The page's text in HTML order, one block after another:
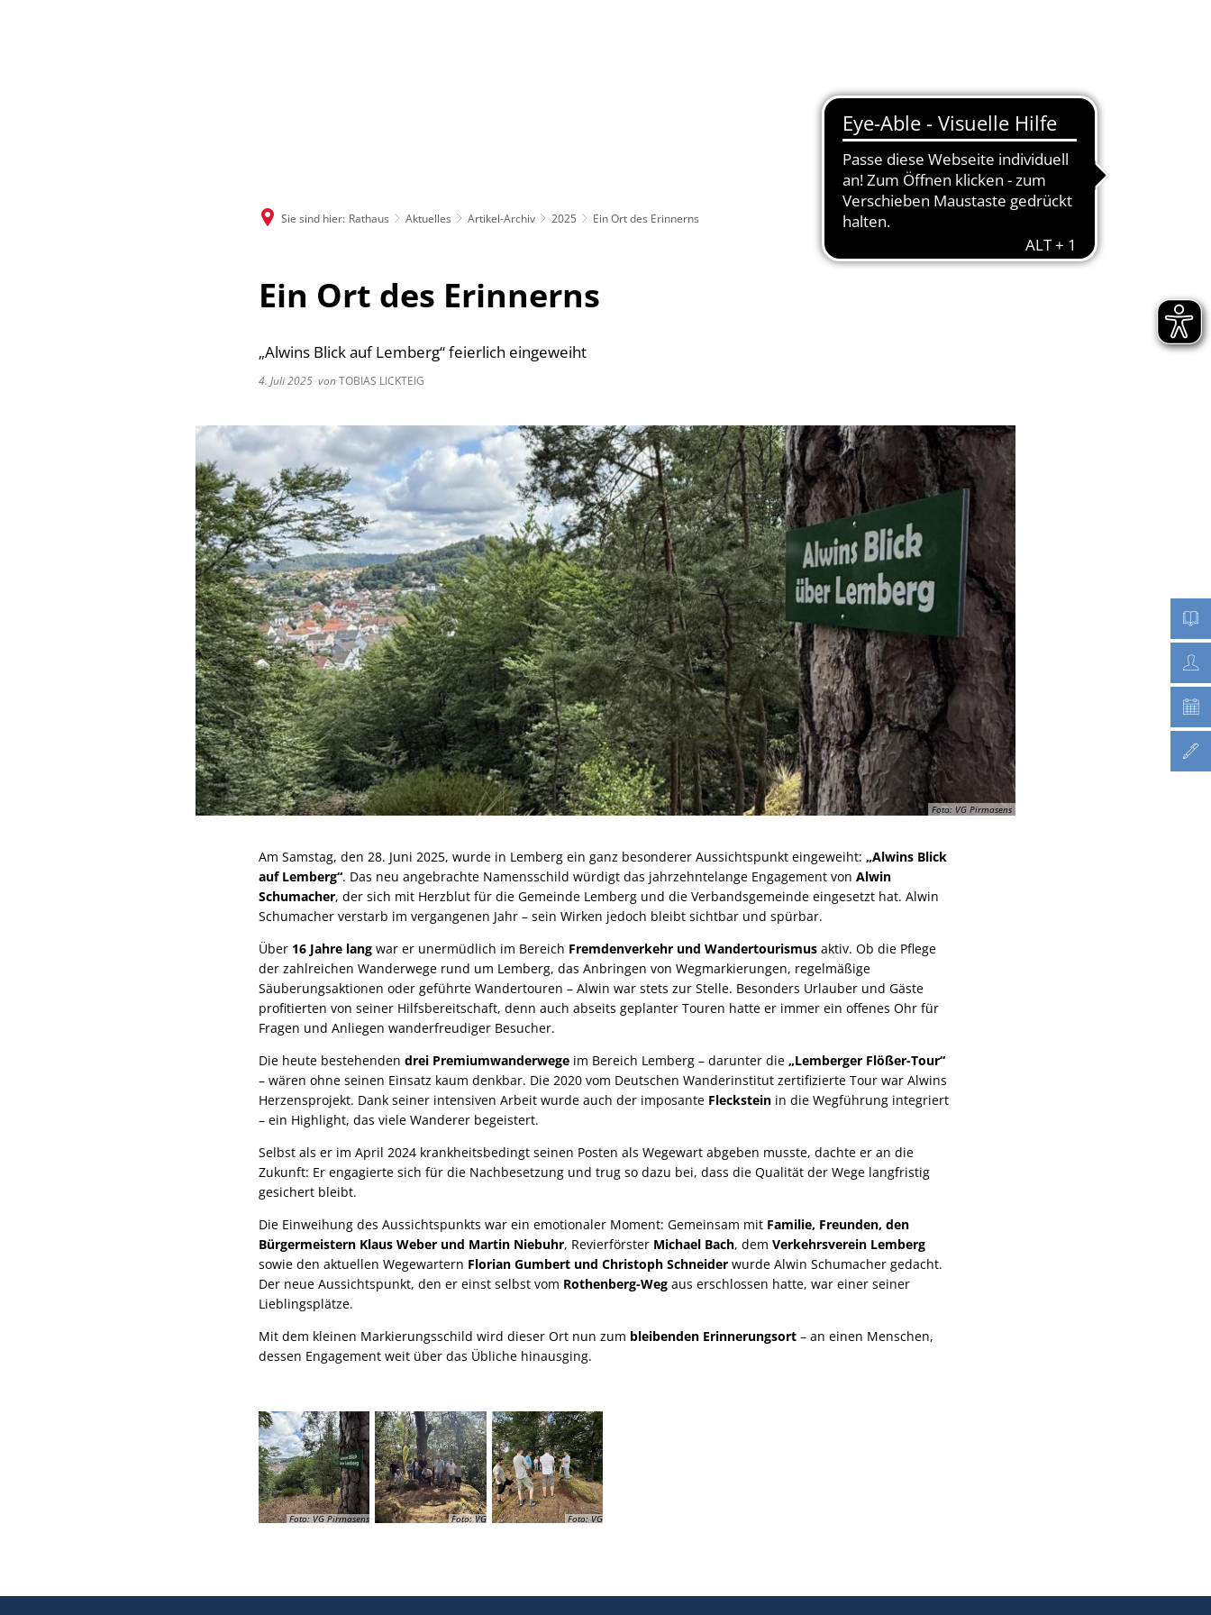
Kindertagesstätten
Sie sind hier: Rathaus Aktuelles Artikel-Archiv 2025 Ein Ort des Erinnerns
Ein Ort des Erinnerns
„Alwins Blick auf Lemberg“ feierlich eingeweiht
4. Juli 2025 vonTOBIAS LICKTEIG
Foto: VG Pirmasens
Am Samstag, den 28. Juni 2025, wurde in Lemberg ein ganz besonderer Aussichtspunkt eingeweiht: „Alwins Blick
auf Lemberg“. Das neu angebrachte Namensschild würdigt das jahrzehntelange Engagement von Alwin
Schumacher, der sich mit Herzblut für die Gemeinde Lemberg und die Verbandsgemeinde eingesetzt hat. Alwin
Schumacher verstarb im vergangenen Jahr – sein Wirken jedoch bleibt sichtbar und spürbar.
Über 16 Jahre lang war er unermüdlich im Bereich Fremdenverkehr und Wandertourismus aktiv. Ob die Pflege
der zahlreichen Wanderwege rund um Lemberg, das Anbringen von Wegmarkierungen, regelmäßige
Säuberungsaktionen oder geführte Wandertouren – Alwin war stets zur Stelle. Besonders Urlauber und Gäste
profitierten von seiner Hilfsbereitschaft, denn auch abseits geplanter Touren hatte er immer ein offenes Ohr für
Fragen und Anliegen wanderfreudiger Besucher.
Die heute bestehenden drei Premiumwanderwege im Bereich Lemberg – darunter die „Lemberger Flößer-Tour“
– wären ohne seinen Einsatz kaum denkbar. Die 2020 vom Deutschen Wanderinstitut zertifizierte Tour war Alwins
Herzensprojekt. Dank seiner intensiven Arbeit wurde auch der imposante Fleckstein in die Wegführung integriert
– ein Highlight, das viele Wanderer begeistert.
Selbst als er im April 2024 krankheitsbedingt seinen Posten als Wegewart abgeben musste, dachte er an die
Zukunft: Er engagierte sich für die Nachbesetzung und trug so dazu bei, dass die Qualität der Wege langfristig
gesichert bleibt.
Die Einweihung des Aussichtspunkts war ein emotionaler Moment: Gemeinsam mit Familie, Freunden, den
Bürgermeistern Klaus Weber und Martin Niebuhr, Revierförster Michael Bach, dem Verkehrsverein Lemberg
sowie den aktuellen Wegewartern Florian Gumbert und Christoph Schneider wurde Alwin Schumacher gedacht.
Der neue Aussichtspunkt, den er einst selbst vom Rothenberg-Weg aus erschlossen hatte, war einer seiner
Lieblingsplätze.
Mit dem kleinen Markierungsschild wird dieser Ort nun zum bleibenden Erinnerungsort – an einen Menschen,
dessen Engagement weit über das Übliche hinausging.
Foto: VG Pirmasens Foto: VG Foto: VG